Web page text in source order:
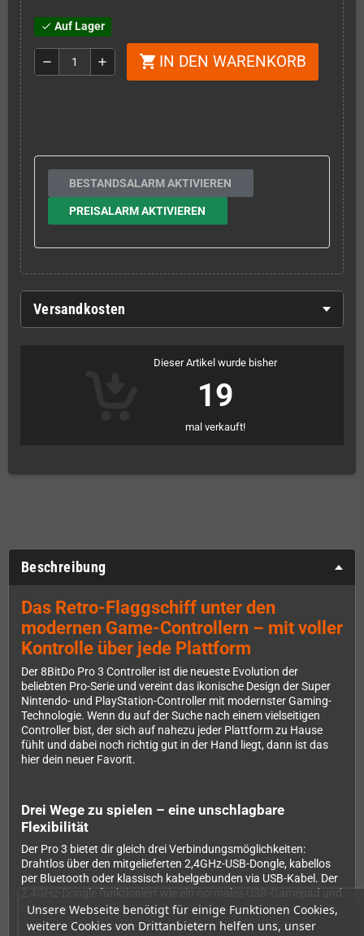
Unsere Webseite benötigt für einige Funktionen Cookies,
weitere Cookies von Drittanbietern helfen uns, unser
check Auf Lager
remove add shopping_cart IN DEN WARENKORB
BESTANDSALARM AKTIVIEREN
PREISALARM AKTIVIEREN
Versandkosten
Dieser Artikel wurde bisher
19
mal verkauft!
Beschreibung
Das Retro-Flaggschiff unter den
modernen Game-Controllern – mit voller
Kontrolle über jede Plattform
Der 8BitDo Pro 3 Controller ist die neueste Evolution der
beliebten Pro-Serie und vereint das ikonische Design der Super
Nintendo- und PlayStation-Controller mit modernster Gaming-
Technologie. Wenn du auf der Suche nach einem vielseitigen
Controller bist, der sich auf nahezu jeder Plattform zu Hause
fühlt und dabei noch richtig gut in der Hand liegt, dann ist das
hier dein neuer Favorit.
Drei Wege zu spielen – eine unschlagbare
Flexibilität
Der Pro 3 bietet dir gleich drei Verbindungsmöglichkeiten:
Drahtlos über den mitgelieferten 2,4GHz-USB-Dongle, kabellos
per Bluetooth oder klassisch kabelgebunden via USB-Kabel. Der
2,4GHz-Dongle funktioniert wie ein normales USB-Gamepad und
macht den Controller mit praktisch jedem Gerät kompatibel, das
USB-Controller unterstützt – perfekt auch für Mister FPGA,